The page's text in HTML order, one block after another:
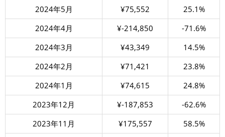
2024年5月 ¥75,552
25.1%
2024年4月
¥-214,850
-71.6%
2024年3月
¥43,349
14.5%
2024年2月
¥71,421
23.8%
2024年1月
¥74,615
24.8%
2023年12月
¥-187,853
-62.6%
2023年11月
¥175,557
58.5%